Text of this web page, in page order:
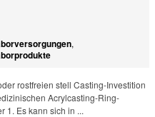
,
rostfreien stell Casting-Investition
Acrylcasting-Ring-
1. Es kann sich in ...